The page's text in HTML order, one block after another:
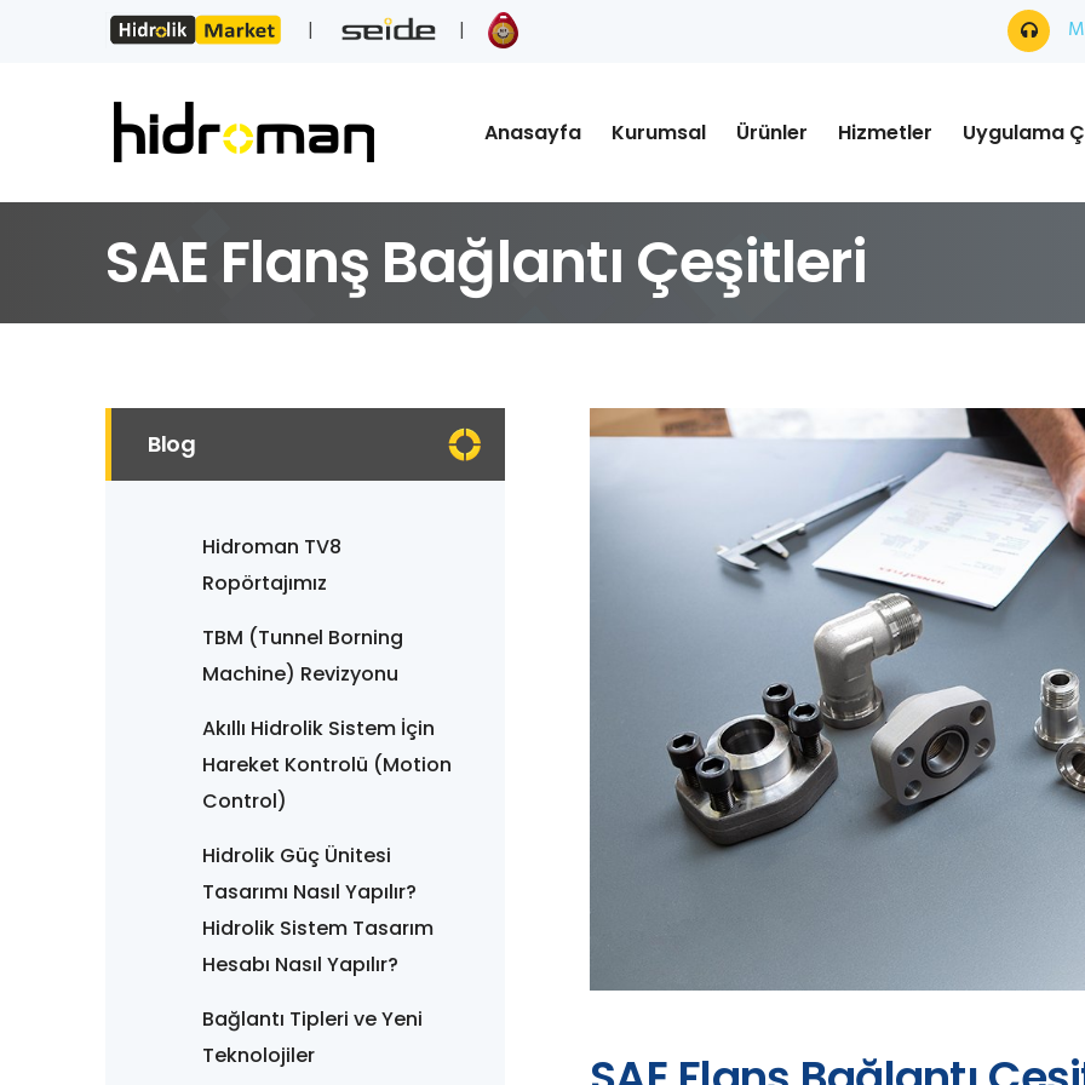
Anasayfa Kurumsal Ürünler Hizmetler Uygulama
SAE Flanş Bağlantı Çeşitleri
Blog
Hidroman TV8
Ropörtajımız
TBM (Tunnel Borning
Machine) Revizyonu
Akıllı Hidrolik Sistem İçin
Hareket Kontrolü (Motion
Control)
Hidrolik Güç Ünitesi
Tasarımı Nasıl Yapılır?
Hidrolik Sistem Tasarım
Hesabı Nasıl Yapılır?
Bağlantı Tipleri ve Yeni
Teknolojiler